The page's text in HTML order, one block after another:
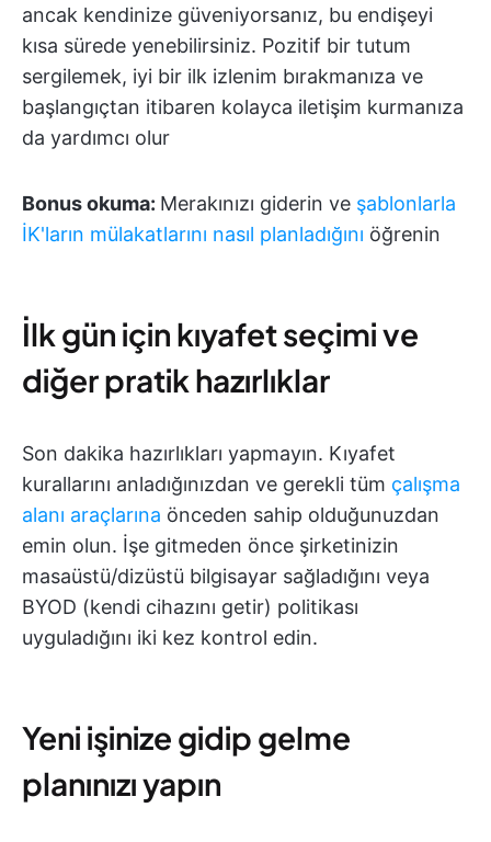
ancak kendinize güveniyorsanız, bu endişeyi
kısa sürede yenebilirsiniz. Pozitif bir tutum
sergilemek, iyi bir ilk izlenim bırakmanıza ve
başlangıçtan itibaren kolayca iletişim kurmanıza
da yardımcı olur
Bonus okuma: Merakınızı giderin ve şablonlarla
İK'ların mülakatlarını nasıl planladığını öğrenin
İlk gün için kıyafet seçimi ve
diğer pratik hazırlıklar
Son dakika hazırlıkları yapmayın. Kıyafet
kurallarını anladığınızdan ve gerekli tüm çalışma
alanı araçlarına önceden sahip olduğunuzdan
emin olun. İşe gitmeden önce şirketinizin
masaüstü/dizüstü bilgisayar sağladığını veya
BYOD (kendi cihazını getir) politikası
uyguladığını iki kez kontrol edin.
Yeni işinize gidip gelme
planınızı yapın